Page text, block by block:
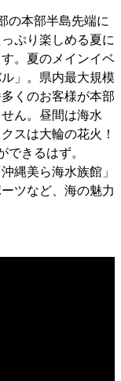
の本部半島先端に
ぷり楽しめる夏に
。夏のメインイベ
」。県内最大規模
くのお客様が本部
ん。昼間は海水
スは大輪の花火！
きるはず。
縄美ら海水族館」
ツなど、海の魅力